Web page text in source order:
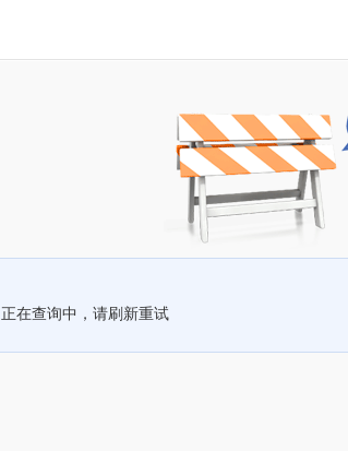
正在查询中，请刷新重试